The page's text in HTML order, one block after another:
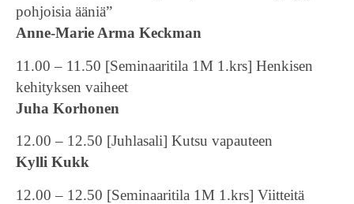
pohjoisia ääniä”
Anne-Marie Arma Keckman
11.00 – 11.50 [Seminaaritila 1M 1.krs] Henkisen
kehityksen vaiheet
Juha Korhonen
12.00 – 12.50 [Juhlasali] Kutsu vapauteen
Kylli Kukk
12.00 – 12.50 [Seminaaritila 1M 1.krs] Viitteitä